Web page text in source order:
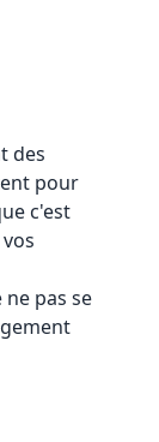
des
pour
c'est
pas se